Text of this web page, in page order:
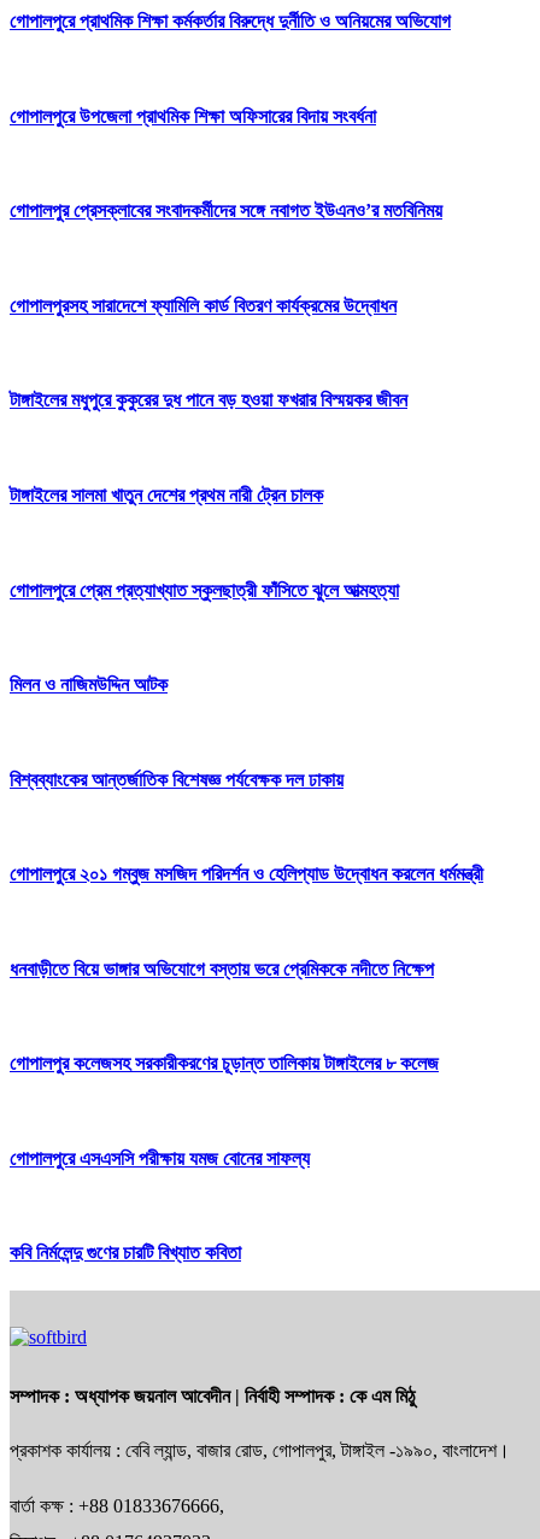
গোপালপুরে প্রাথমিক শিক্ষা কর্মকর্তার বিরুদ্ধে দুর্নীতি ও অনিয়মের অভিযোগ
গোপালপুরে উপজেলা প্রাথমিক শিক্ষা অফিসারের বিদায় সংবর্ধনা
গোপালপুর প্রেসক্লাবের সংবাদকর্মীদের সঙ্গে নবাগত ইউএনও’র মতবিনিময়
গোপালপুরসহ সারাদেশে ফ্যামিলি কার্ড বিতরণ কার্যক্রমের উদ্বোধন
টাঙ্গাইলের মধুপুরে কুকুরের দুধ পানে বড় হওয়া ফখরার বিস্ময়কর জীবন
টাঙ্গাইলের সালমা খাতুন দেশের প্রথম নারী ট্রেন চালক
গোপালপুরে প্রেম প্রত্যাখ্যাত স্কুলছাত্রী ফাঁসিতে ঝুলে আত্মহত্যা
মিলন ও নাজিমউদ্দিন আটক
বিশ্বব্যাংকের আন্তর্জাতিক বিশেষজ্ঞ পর্যবেক্ষক দল ঢাকায়
গোপালপুরে ২০১ গম্বুজ মসজিদ পরিদর্শন ও হেলিপ্যাড উদ্বোধন করলেন ধর্মমন্ত্রী
ধনবাড়ীতে বিয়ে ভাঙ্গার অভিযোগে বস্তায় ভরে প্রেমিককে নদীতে নিক্ষেপ
গোপালপুর কলেজসহ সরকারীকরণের চূড়ান্ত তালিকায় টাঙ্গাইলের ৮ কলেজ
গোপালপুরে এসএসসি পরীক্ষায় যমজ বোনের সাফল্য
কবি নির্মলেন্দু গুণের চারটি বিখ্যাত কবিতা
সম্পাদক : অধ্যাপক জয়নাল আবেদীন| নির্বাহী সম্পাদক : কে এম মিঠু
প্রকাশক কার্যালয় : বেবি ল্যান্ড, বাজার রোড, গোপালপুর, টাঙ্গাইল -১৯৯০, বাংলাদেশ।
বার্তা কক্ষ : +88 01833676666,